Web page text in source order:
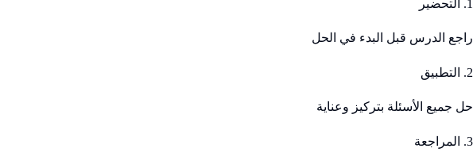
1. التحضير
راجع الدرس قبل البدء في الحل
2. التطبيق
حل جميع الأسئلة بتركيز وعناية
3. المراجعة